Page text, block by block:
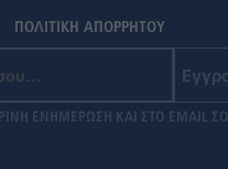
ΠΟΛΙΤΙΚΗ ΑΠΟΡΡΗΤΟΥ
ΕΝΗΜΕΡΩΣΗ ΚΑΙ ΣΤΟ EMAIL